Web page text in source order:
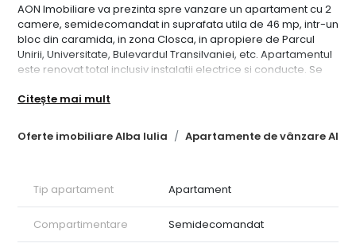
Oferte imobiliare Alba Iulia Apartamente de vânzare
AON Imobiliare va prezinta spre vanzare un apartament cu 2
camere, semidecomandat in suprafata utila de 46 mp, intr-un
bloc din caramida, in zona Closca, in apropiere de Parcul
Unirii, Universitate, Bulevardul Transilvaniei, etc. Apartamentul
este renovat total inclusiv instalatii electrice si conducte. Se
CP1724743
Citește mai mult
Tip apartament Apartament
Compartimentare Semidecomandat